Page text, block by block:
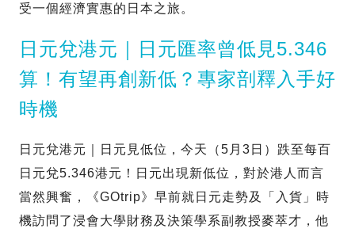
受一個經濟實惠的日本之旅。
日元兌港元｜日元匯率曾低見5.346
算！有望再創新低？專家剖釋入手好
時機
日元兌港元｜日元見低位，今天（5月3日）跌至每百
日元兌5.346港元！日元出現新低位，對於港人而言
當然興奮，《GOtrip》早前就日元走勢及「入貨」時
機訪問了浸會大學財務及決策學系副教授麥萃才，他